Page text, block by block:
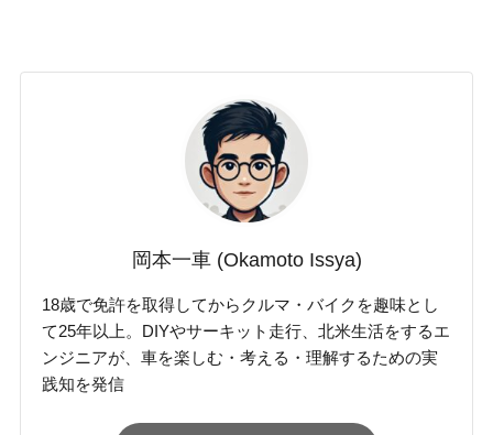
岡本一車 (Okamoto Issya)
18歳で免許を取得してからクルマ・バイクを趣味とし
て25年以上。DIYやサーキット走行、北米生活をするエ
ンジニアが、車を楽しむ・考える・理解するための実
践知を発信